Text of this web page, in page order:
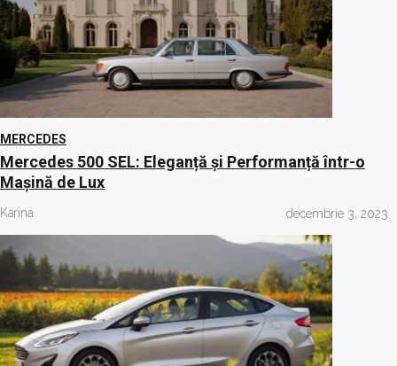
MERCEDES
Mercedes 500 SEL: Eleganță și Performanță într-o
Mașină de Lux
Karina decembrie 3, 2023